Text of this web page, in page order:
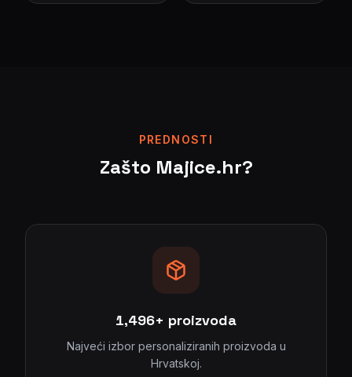
PREDNOSTI
Zašto Majice.hr?
1,500+ proizvoda
Najveći izbor personaliziranih proizvoda u
Hrvatskoj.